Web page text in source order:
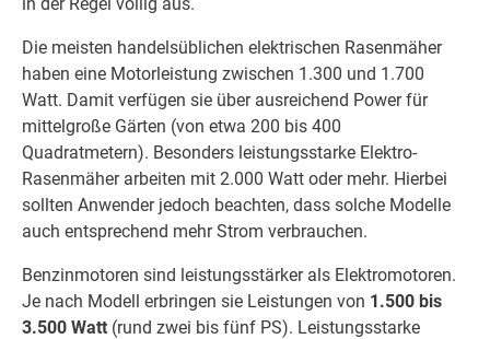
Die meisten handelsüblichen elektrischen Rasenmäher
haben eine Motorleistung zwischen 1.300 und 1.700
Watt. Damit verfügen sie über ausreichend Power für
mittelgroße Gärten (von etwa 200 bis 400
Quadratmetern). Besonders leistungsstarke Elektro-
Rasenmäher arbeiten mit 2.000 Watt oder mehr. Hierbei
sollten Anwender jedoch beachten, dass solche Modelle
auch entsprechend mehr Strom verbrauchen.
Benzinmotoren sind leistungsstärker als Elektromotoren.
Je nach Modell erbringen sie Leistungen von 1.500 bis
3.500 Watt (rund zwei bis fünf PS). Leistungsstarke